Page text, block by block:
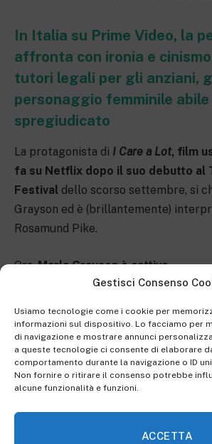
Gestisci Consenso
Usiamo tecnologie come i cookie per
informazioni sul dispositivo. Lo facciamo per
di navigazione e mostrare annunci
a queste tecnologie ci consente di elaborare
comportamento durante la navigazione o ID
Non fornire o ritirare il consenso potrebbe
alcune funzionalità e funzioni.
ACCETTA
In Italia su Prime Video, la
affronta con ironia e
tutori legali per gli anziani,
personaggio femminile abile
spregiudicato
La protagonista di I Care a Lot, film
fa su Netflix dopo il suo debutto al
Festival dello scorso settembre, si
Grayson ed è (brillantemente)
Rosamund Pike.
Ora,Marla Grayson è cattiva.
incidentalmente è una bella donna,
cattiva. Ha qualche giustificazione,
malvagio? Non particolarmente, no.
sulla via di Damascodurantelastoria
la riscatta, per esempio è un’infiltrata
finge una poco di buono per indagare